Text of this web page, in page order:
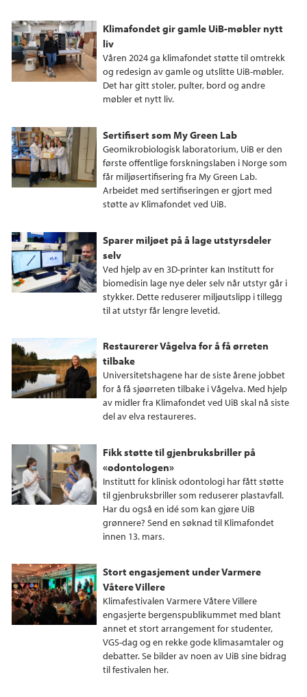
Klimafondet gir gamle UiB-møbler nytt
liv
Våren 2024 ga klimafondet støtte til omtrekk
og redesign av gamle og utslitte UiB-møbler.
Det har gitt stoler, pulter, bord og andre
møbler et nytt liv.
Sertifisert som My Green Lab
Geomikrobiologisk laboratorium, UiB er den
første offentlige forskningslaben i Norge som
får miljøsertifisering fra My Green Lab.
Arbeidet med sertifiseringen er gjort med
støtte av Klimafondet ved UiB.
Sparer miljøet på å lage utstyrsdeler
selv
Ved hjelp av en 3D-printer kan Institutt for
biomedisin lage nye deler selv når utstyr går i
stykker. Dette reduserer miljøutslipp i tillegg
til at utstyr får lengre levetid.
Restaurerer Vågelva for å få ørreten
tilbake
Universitetshagene har de siste årene jobbet
for å få sjøørreten tilbake i Vågelva. Med hjelp
av midler fra Klimafondet ved UiB skal nå siste
del av elva restaureres.
Fikk støtte til gjenbruksbriller på
«odontologen»
Institutt for klinisk odontologi har fått støtte
til gjenbruksbriller som reduserer plastavfall.
Har du også en idé som kan gjøre UiB
grønnere? Send en søknad til Klimafondet
innen 13. mars.
Stort engasjement under Varmere
Våtere Villere
Klimafestivalen Varmere Våtere Villere
engasjerte bergenspublikummet med blant
annet et stort arrangement for studenter,
VGS-dag og en rekke gode klimasamtaler og
debatter. Se bilder av noen av UiB sine bidrag
til festivalen her.